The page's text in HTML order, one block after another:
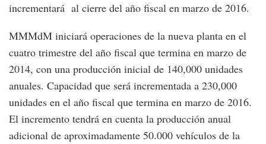
incrementará al cierre del año fiscal en marzo de 2016.
MMMdM iniciará operaciones de la nueva planta en el
cuatro trimestre del año fiscal que termina en marzo de
2014, con una producción inicial de 140,000 unidades
anuales. Capacidad que será incrementada a 230,000
unidades en el año fiscal que termina en marzo de 2016.
El incremento tendrá en cuenta la producción anual
adicional de aproximadamente 50.000 vehículos de la